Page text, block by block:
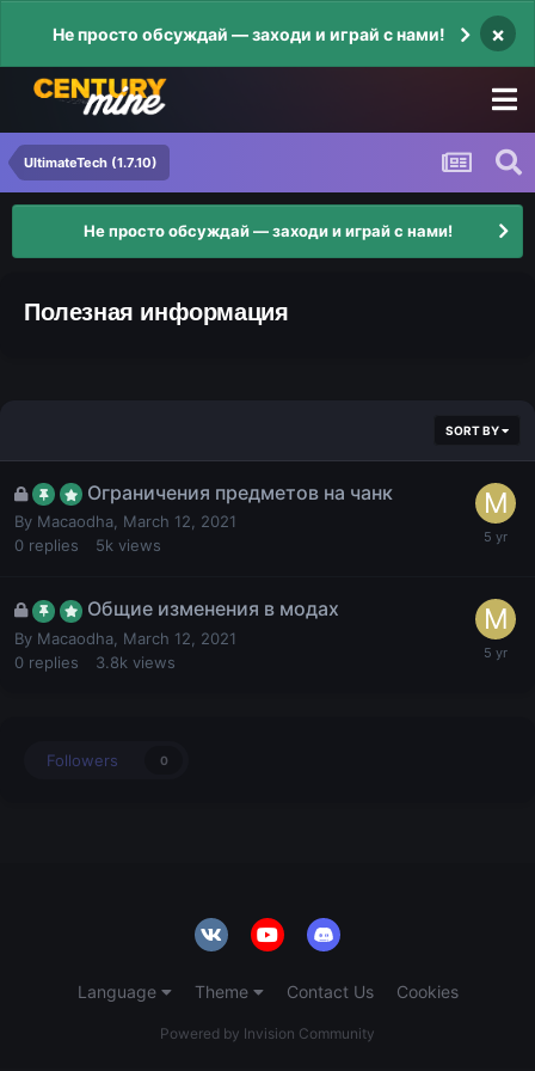
Не просто обсуждай — заходи и играй с нами! ×
UltimateTech (1.7.10)
Не просто обсуждай — заходи и играй с нами!
Полезная информация
SORT BY
Ограничения предметов на чанк
By Macaodha March 12, 2021
0 replies 5k views
Общие изменения в модах
By Macaodha March 12, 2021
0 replies 3.8k views
Followers 0
Language Theme Contact Us Cookies
Powered by Invision Community